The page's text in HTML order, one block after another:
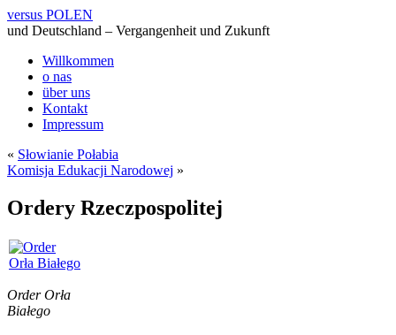
versus POLEN
und Deutschland – Vergangenheit und Zukunft
Willkommen
o nas
über uns
Kontakt
Impressum
« Słowianie Połabia
Komisja Edukacji Narodowej »
Ordery Rzeczpospolitej
Order Orła
Białego